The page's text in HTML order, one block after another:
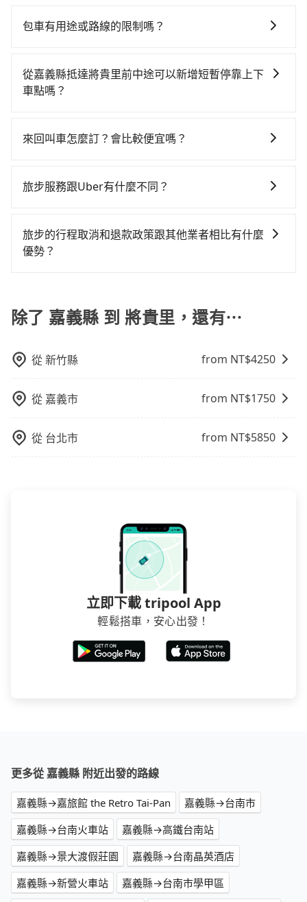
分）的高鐵從嘉義站前往台南高鐵站，每人票價280元，
的目的地。全程加上轉車時間共1小時27分鐘，假設3位
同行，高鐵加轉乘之平均每人花費為580元。不過嘉義縣
市的200倍。縱使幸運攔到一輛小黃了，嘉義縣少部分小
平均花費約580元，費時43分鐘。選擇搭乘高鐵而不預
tripool！如果你僅有兩位乘車，也可參考tripool的拼車
共乘服務，最多可再節省50%的交通費用。
公里再額外加收$3.2，從嘉義縣（太保市）到將貴里的
能的每小時40元路邊停車費用預估進去，但額外的汽車
保險與可能的罰單都需自付。再者，和運的iRent只提供
的七人座或九人座可供選擇，而且無人租車最令人詬病
樂透一樣。另外，偶爾也會遇到明明已經預約了時間但
就有不小的風險。最後，雖然路邊隨租隨還看似方便，
但實際使用時還是有其區域的限制，實際可停靠的地點
灣大車隊，如果在路邊攔不到車，也可考慮打電話至北
330輛，計程車密度為雙北的0.4%，也就是說要臨時叫
到小黃的難度是台北或新北的200倍之多。如果當天或隔
不按錶計費，約有47%會採現場議價，建議最好先上網
機不跳錶計費的風險，如你們人數在五人以上，分坐兩
包車有用途或路線的限制嗎？
是長途交通且途中遵守台灣法律，無論是清明掃墓、包
車旅遊、參加喜宴/喪禮、就醫回診、登山露營、學生搬
縣市接送的需求，tripool都能滿足你。乘車前一天下午
據。
從嘉義縣抵達將貴里前中途可以新增短暫停靠上下
車點嗎？
前往將貴里的途中可備註加點。每個加點位置，前後額
外費用是必要的補償。
來回叫車怎麼訂？會比較便宜嗎？
趟車的資訊，所以如果需要來回叫車，請分兩筆訂單預
不限單程或來回。
旅步服務跟Uber有什麼不同？
中長程提供最優惠的價格。 (3) 全台服務，不分城市與郊
區。 (4) 有較為嚴謹的乘車時間與取消政策。
旅步的行程取消和退款政策跟其他業者相比有什麼
優勢？
用車前一天的凌晨六點前完成取消訂單作業，旅步就承
諾會無條件全額退款，讓乘客感到安心之餘，降低風險
除了 嘉義縣 到 將貴里，還有⋯
從新竹縣 from NT$4250
從 嘉義市 from NT$1750
從 台北市 from NT$5850
立即下載 tripool App
輕鬆搭車，安心出發！
更多從 嘉義縣 附近出發的路線
嘉義縣→嘉旅館 the Retro Tai-Pan
嘉義縣→台南市
嘉義縣→台南火車站
嘉義縣→高鐵台南站
嘉義縣→景大渡假莊園
嘉義縣→台南晶英酒店
嘉義縣→新營火車站
嘉義縣→台南市學甲區